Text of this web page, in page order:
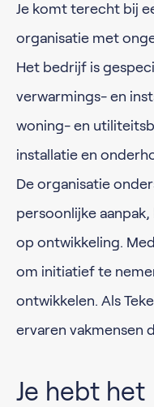
Je komt terecht bij
organisatie met
Het bedrijf is
verwarmings- en
woning- en
installatie en
De organisatie
persoonlijke
op ontwikkeling.
om initiatief te
ontwikkelen. Als
ervaren vakmensen
Je hebt het